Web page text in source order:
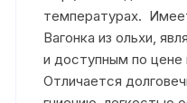
температурах.
Вагонка из ольхи,
и доступным по
Отличается